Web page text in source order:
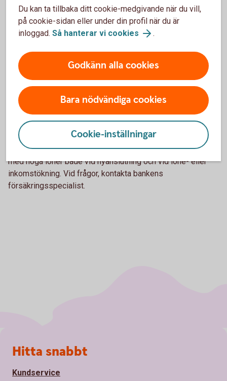
En individuell hälsoprövning görs med stöd av en
hälsodeklaration som fylls i och skrivs under av den
försäkrade. Ta kontakt med försäkringsspecialisten för mer
Läkarundersökning vid höga
försäkringsbelopp
Swedbank Försäkring tillämpar en fast gräns för hur högt
försäkringsskyddet får vara. Om denna gräns överskrids
måste den försäkrade genomgå läkarundersökning innan
försäkring kan beviljas. Detta kan bli aktuellt för personer
med höga löner både vid nyanslutning och vid löne- eller
inkomstökning. Vid frågor, kontakta bankens
försäkringsspecialist.
Du kan ta tillbaka ditt cookie-medgivande när du vill,
på cookie-sidan eller under din profil när du är
inloggad. Så hanterar vi cookies .
Godkänn alla cookies
Bara nödvändiga cookies
Cookie-inställningar
Sidfot
Hitta snabbt
Kundservice